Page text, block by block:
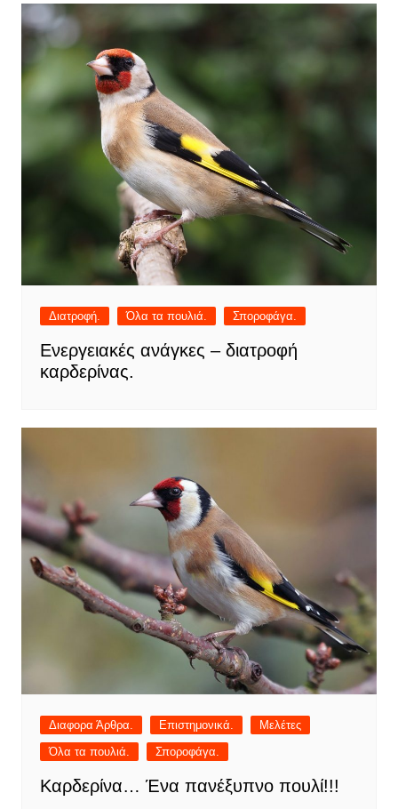
Διατροφή. Όλα τα πουλιά. Σποροφάγα.
Ενεργειακές ανάγκες – διατροφή
καρδερίνας.
Διαφορα Άρθρα. Επιστημονικά.
Μελέτες
Όλα τα πουλιά.
Σποροφάγα.
Καρδερίνα… Ένα πανέξυπνο πουλί!!!